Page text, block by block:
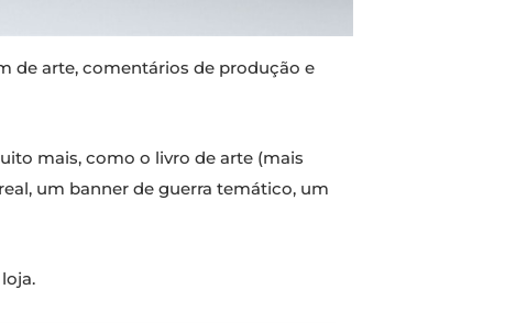
de arte, comentários de produção e
mais, como o livro de arte (mais
um banner de guerra temático, um